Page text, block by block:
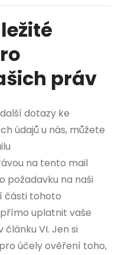
práv
dotazy ke
údajů u nás, můžete
na tento mail
požadavku na naši
části tohoto
uplatnit vaše
VI. Jen si
účely ověření toho,